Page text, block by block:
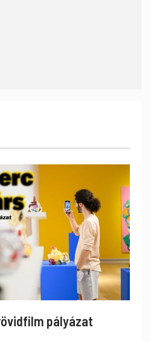
pályázat